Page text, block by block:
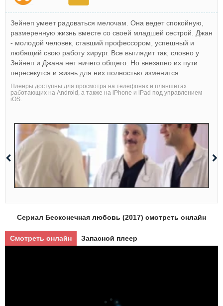
Зейнеп умеет радоваться мелочам. Она ведет спокойную,
размеренную жизнь вместе со своей младшей сестрой. Джан
- молодой человек, ставший профессором, успешный и
любящий свою работу хирург. Все выглядит так, словно у
Зейнеп и Джана нет ничего общего. Но внезапно их пути
пересекутся и жизнь для них полностью изменится.
Плееры доступны для просмотра на телефонах и планшетах
работающих на Android, а также на iPhone и iPad под управлением
iOS.
Сериал Бесконечная любовь (2017) смотреть онлайн
Смотреть онлайн Запасной плеер